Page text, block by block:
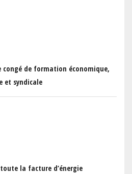
congé de formation économique,
et syndicale
la facture d’énergie